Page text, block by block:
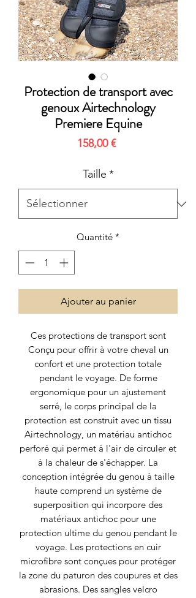
Protection de transport avec
genoux Airtechnology
Premiere Equine
158,00 €Prix
Taille *
Quantité *
Ajouter au panier
Ces protections de transport sont
Conçu pour offrir à votre cheval un
confort et une protection totale
pendant le voyage. De forme
ergonomique pour un ajustement
serré, le corps principal de la
protection est construit avec un tissu
Airtechnology, un matériau antichoc
perforé qui permet à l'air de circuler et
à la chaleur de s'échapper. La
conception intégrée du genou à taille
haute comprend un système de
superposition qui incorpore des
matériaux antichoc pour une
protection ultime du genou pendant le
voyage. Les protections en cuir
microfibre sont conçues pour protéger
la zone du paturon des coupures et des
abrasions. Des sangles velcro